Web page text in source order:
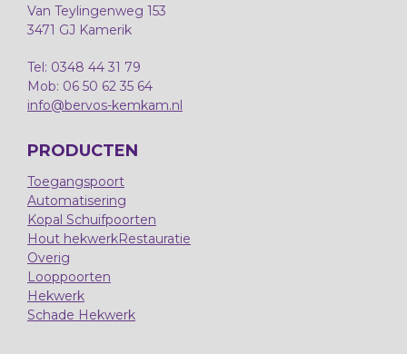
Van Teylingenweg 153
3471 GJ Kamerik
Tel: 0348 44 31 79
Mob: 06 50 62 35 64
info@bervos-kemkam.nl
PRODUCTEN
Toegangspoort
Automatisering
Kopal Schuifpoorten
Hout hekwerkRestauratie
Overig
Looppoorten
Hekwerk
Schade Hekwerk